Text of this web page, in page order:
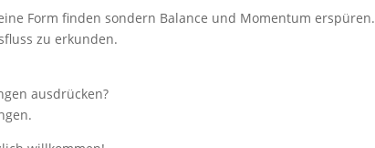
Form finden sondern Balance und Momentum erspüren.
zu erkunden.
ausdrücken?